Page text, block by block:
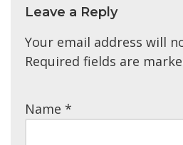
Leave a Reply
Your email address will
Required fields are
Name *